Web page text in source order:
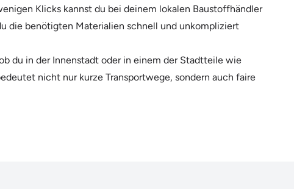
Klicks kannst du bei deinem lokalen Baustoffhändler
die benötigten Materialien schnell und unkompliziert
du in der Innenstadt oder in einem der Stadtteile wie
nicht nur kurze Transportwege, sondern auch faire